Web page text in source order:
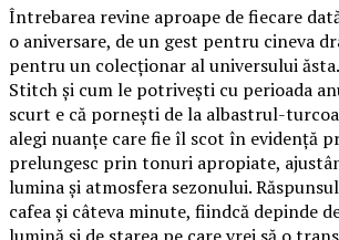
Întrebarea revine aproape de fiecare
o aniversare, de un gest pentru cineva
pentru un colecționar al universului
Stitch și cum le potrivești cu perioada
scurt e că pornești de la albastrul-
alegi nuanțe care fie îl scot în evidență
prelungesc prin tonuri apropiate,
lumina și atmosfera sezonului.
cafea și câteva minute, fiindcă depinde
lumină și de starea pe care vrei să o